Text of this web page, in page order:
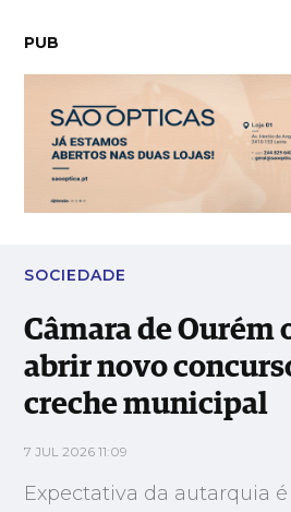
PUB
Câmara de Ourém obrigada a abrir
municipal
SOCIEDADE
Câmara de Ourém
abrir novo
creche municipal
7 JUL 2026 11:09
Expectativa da autarquia